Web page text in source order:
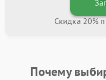
Скидка 20%
Почему